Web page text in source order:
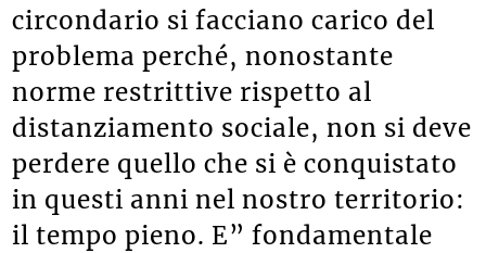
circondario si facciano carico del
problema perché, nonostante
norme restrittive rispetto al
distanziamento sociale, non si deve
perdere quello che si è conquistato
in questi anni nel nostro territorio:
il tempo pieno. E” fondamentale